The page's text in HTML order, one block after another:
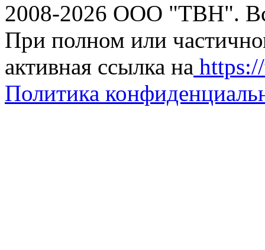
2008-2026 ООО "ТВН".
При полном или
активная ссылка на
Политика